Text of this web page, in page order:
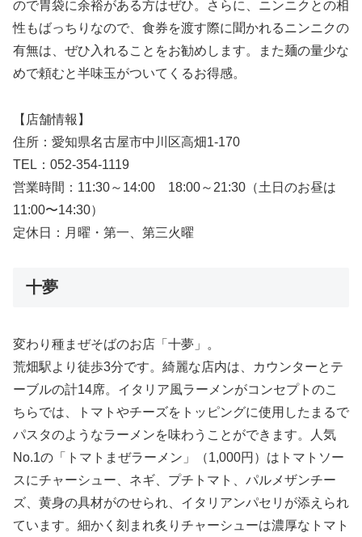
ので胃袋に余裕がある方はぜひ。さらに、ニンニクとの相
性もばっちりなので、食券を渡す際に聞かれるニンニクの
有無は、ぜひ入れることをお勧めします。また麺の量少な
めで頼むと半味玉がついてくるお得感。
【店舗情報】
住所：愛知県名古屋市中川区高畑1-170
TEL：052-354-1119
営業時間：11:30～14:00 18:00～21:30（土日のお昼は
11:00〜14:30）
定休日：月曜・第一、第三火曜
十夢
変わり種まぜそばのお店「十夢」。
荒畑駅より徒歩3分です。綺麗な店内は、カウンターとテ
ーブルの計14席。イタリア風ラーメンがコンセプトのこ
ちらでは、トマトやチーズをトッピングに使用したまるで
パスタのようなラーメンを味わうことができます。人気
No.1の「トマトまぜラーメン」（1,000円）はトマトソー
スにチャーシュー、ネギ、プチトマト、パルメザンチー
ズ、黄身の具材がのせられ、イタリアンパセリが添えられ
ています。細かく刻まれ炙りチャーシューは濃厚なトマト